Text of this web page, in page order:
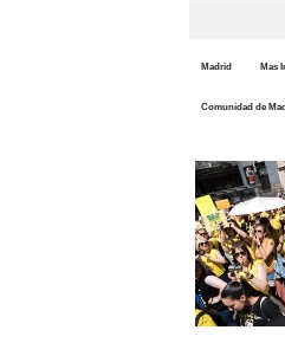
Madrid Mas
Comunidad de